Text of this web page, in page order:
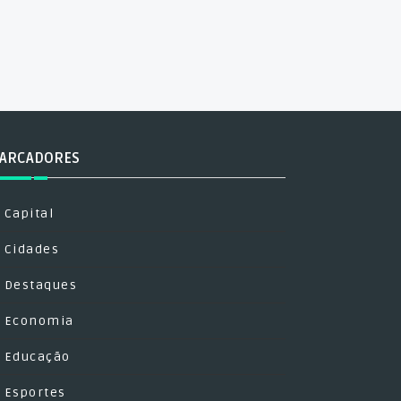
Capital
Cidades
Destaques
Economia
Educação
Esportes